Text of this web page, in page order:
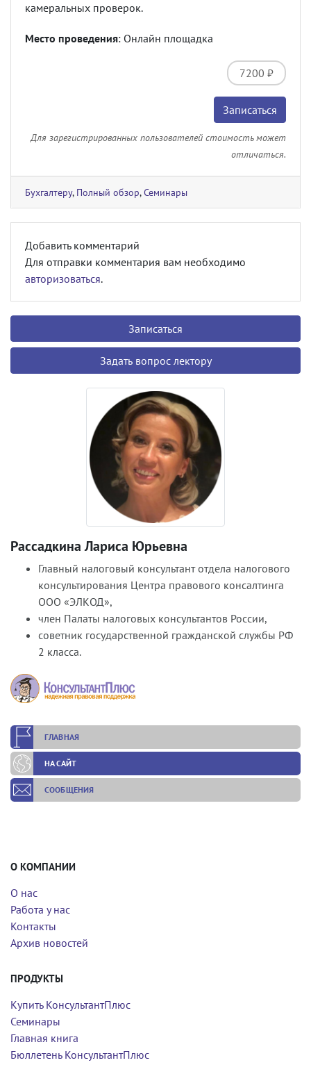
камеральных проверок.
Место проведения: Онлайн площадка
7200 ₽
Записаться
Для зарегистрированных пользователей стоимость может
отличаться.
Бухгалтеру, Полный обзор,Семинары
Добавить комментарий
Для отправки комментария вам необходимо
авторизоваться.
Записаться
Задать вопрос лектору
Рассадкина Лариса Юрьевна
Главный налоговый консультант отдела налогового
консультирования Центра правового консалтинга
ООО «ЭЛКОД»,
член Палаты налоговых консультантов России,
советник государственной гражданской службы РФ
2 класса.
ГЛАВНАЯ
НА САЙТ
СООБЩЕНИЯ
О КОМПАНИИ
О нас
Работа у нас
Контакты
Архив новостей
ПРОДУКТЫ
Купить КонсультантПлюс
Семинары
Главная книга
Бюллетень КонсультантПлюс